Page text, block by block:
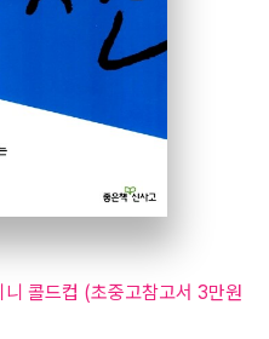
콜드컵 (초중고참고서 3만원